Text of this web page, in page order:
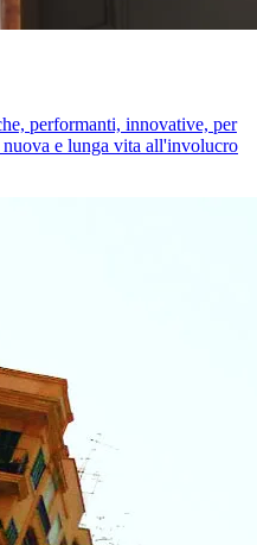
performanti, innovative, per
nuova e lunga vita all'involucro